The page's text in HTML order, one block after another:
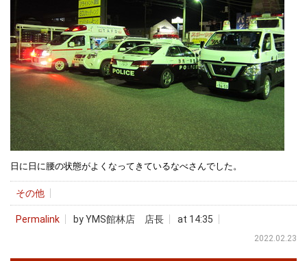
日に日に腰の状態がよくなってきているなべさんでした。
その他
Permalink by YMS館林店 店長 at 14:35
2022.02.23